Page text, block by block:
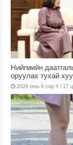
Нийгмийн
оруулах тухай
2026 оны 6 сар 4 / 17